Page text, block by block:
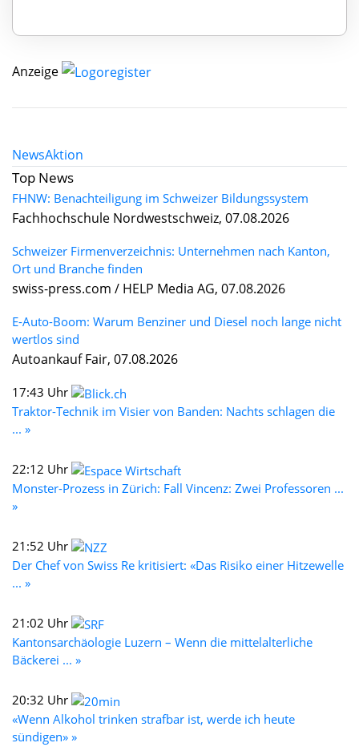
Anzeige
NewsAktion
Top News
FHNW: Benachteiligung im Schweizer Bildungssystem
Fachhochschule Nordwestschweiz, 07.08.2026
Schweizer Firmenverzeichnis: Unternehmen nach Kanton,
Ort und Branche finden
swiss-press.com / HELP Media AG, 07.08.2026
E-Auto-Boom: Warum Benziner und Diesel noch lange nicht
wertlos sind
Autoankauf Fair, 07.08.2026
17:43 Uhr
Traktor-Technik im Visier von Banden: Nachts schlagen die
... »
22:12 Uhr
Monster-Prozess in Zürich: Fall Vincenz: Zwei Professoren ...
»
21:52 Uhr
Der Chef von Swiss Re kritisiert: «Das Risiko einer Hitzewelle
... »
21:02 Uhr
Kantonsarchäologie Luzern – Wenn die mittelalterliche
Bäckerei ... »
20:32 Uhr
«Wenn Alkohol trinken strafbar ist, werde ich heute
sündigen» »